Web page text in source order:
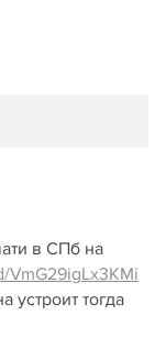
в СПб на
VmG29igLx3KMi
устроит тогда